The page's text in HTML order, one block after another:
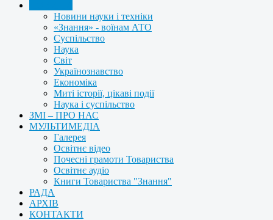
Новини науки і техніки
«Знання» - воїнам АТО
Суспільство
Наука
Світ
Українознавство
Економіка
Миті історії, цікаві події
Наука і суспільство
ЗМІ – ПРО НАС
МУЛЬТИМЕДІА
Галерея
Освітнє відео
Почесні грамоти Товариства
Освітнє аудіо
Книги Товариства "Знання"
РАДА
АРХІВ
КОНТАКТИ